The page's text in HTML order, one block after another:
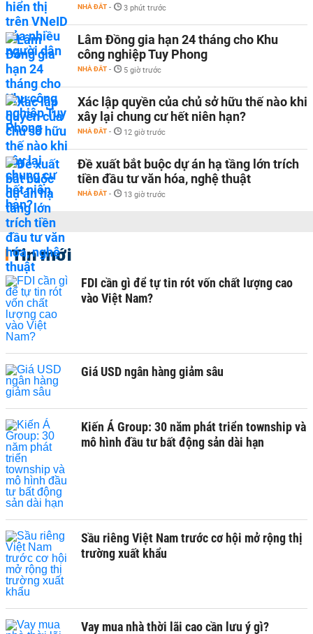
NHÀ ĐẤT - 3 phút trước
Lâm Đồng gia hạn 24 tháng cho Khu
công nghiệp Tuy Phong
NHÀ ĐẤT - 5 giờ trước
Xác lập quyền của chủ sở hữu thế nào khi
xây lại chung cư hết niên hạn?
NHÀ ĐẤT - 12 giờ trước
Đề xuất bắt buộc dự án hạ tầng lớn trích
tiền đầu tư văn hóa, nghệ thuật
NHÀ ĐẤT - 13 giờ trước
Tin mới
FDI cần gì để tự tin rót vốn chất lượng cao
vào Việt Nam?
Giá USD ngân hàng giảm sâu
Kiến Á Group: 30 năm phát triển township và
mô hình đầu tư bất động sản dài hạn
Sầu riêng Việt Nam trước cơ hội mở rộng thị
trường xuất khẩu
Vay mua nhà thời lãi cao cần lưu ý gì?